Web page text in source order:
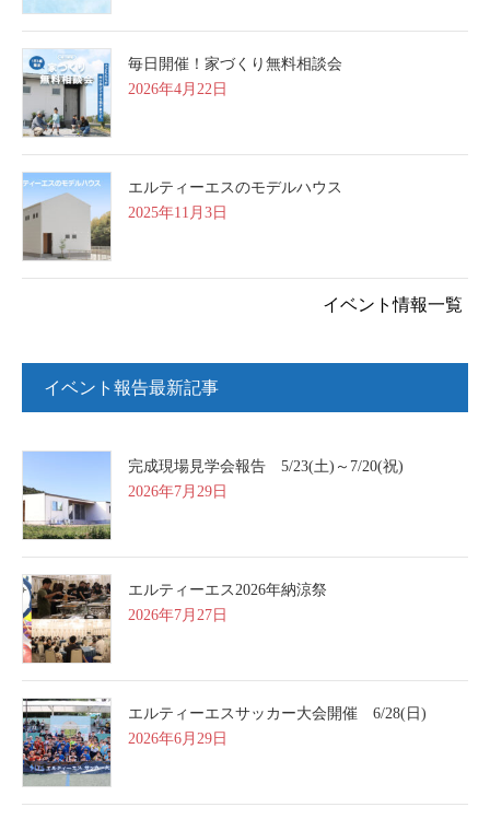
毎日開催！家づくり無料相談会
2026年4月22日
エルティーエスのモデルハウス
2025年11月3日
イベント情報一覧
イベント報告最新記事
完成現場見学会報告 5/23(土)～7/20(祝)
2026年7月29日
エルティーエス2026年納涼祭
2026年7月27日
エルティーエスサッカー大会開催 6/28(日)
2026年6月29日